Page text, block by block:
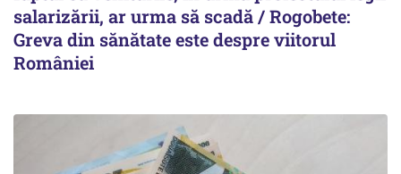
salarizării, ar urma să scadă / Rogobete:
Greva din sănătate este despre viitorul
României